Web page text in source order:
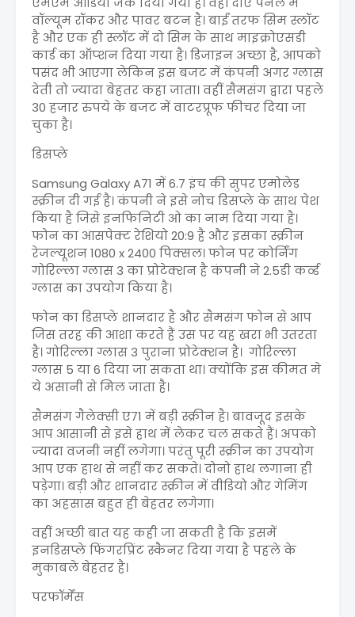
वॉल्यूम रॉकर और पावर बटन है। बाईं तरफ सिम स्लॉट
है और एक ही स्लॉट में दो सिम के साथ माइक्रोएसडी
कार्ड का ऑप्शन दिया गया है। डिजाइन अच्छा है, आपको
पसंद भी आएगा लेकिन इस बजट में कंपनी अगर ग्लास
देती तो ज्यादा बेहतर कहा जाता। वहीं सैमसंग द्वारा पहले
30 हजार रुपये के बजट में वाटरप्रूफ फीचर दिया जा
चुका है।
डिसप्ले
Samsung Galaxy A71 में 6.7 इंच की सुपर एमोलेड
स्क्रीन दी गई है। कंपनी ने इसे नोच डिसप्ले के साथ पेश
किया है जिसे इनफिनिटी ओ का नाम दिया गया है।
फोन का आसपेक्ट रेशियो 20:9 है और इसका स्क्रीन
रेजल्यूशन 1080 x 2400 पिक्सल। फोन पर कोर्निंग
गोरिल्ला ग्लास 3 का प्रोटेक्शन है कंपनी ने 2.5डी कर्व्ड
ग्लास का उपयोग किया है।
फोन का डिसप्ले शानदार है और सैमसंग फोन से आप
जिस तरह की आशा करते हैं उस पर यह खरा भी उतरता
है। गोरिल्ला ग्लास 3 पुराना प्रोटेक्शन है। गोरिल्ला
ग्लास 5 या 6 दिया जा सकता था। क्योंकि इस कीमत मे
ये असानी से मिल जाता है।
सैमसंग गैलेक्सी ए71 में बड़ी स्क्रीन है। बावजूद इसके
आप आसानी से इसे हाथ में लेकर चल सकते हैं। अपको
ज्यादा वजनी नहीं लगेगा। परंतु पूरी स्क्रीन का उपयोग
आप एक हाथ से नहीं कर सकते। दोनो हाथ लगाना ही
पड़ेगा। बड़ी और शानदार स्क्रीन में वीडियो और गेमिंग
का अहसास बहुत ही बेहतर लगेगा।
वहीं अच्छी बात यह कही जा सकती है कि इसमें
इनडिसप्ले फिंगरप्रिंट स्कैनर दिया गया है पहले के
मुकाबले बेहतर है।
परफॉर्मेंस